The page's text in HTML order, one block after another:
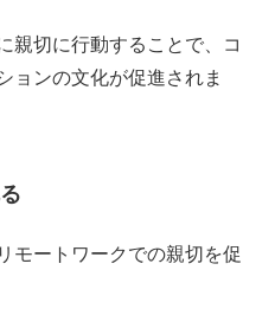
親切に行動することで、コ
ョンの文化が促進されま
モートワークでの親切を促